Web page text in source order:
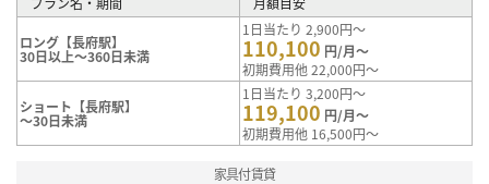
ロング【長府駅】
30日以上～360日未満
1日当たり 2,900円～
110,100 円/月～
初期費用他 22,000円～
ショート【長府駅】
～30日未満
1日当たり 3,200円～
119,100 円/月～
初期費用他 16,500円～
家具付賃貸